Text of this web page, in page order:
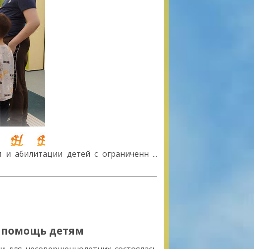
абилитации детей с ограниченн ...
помощь детям